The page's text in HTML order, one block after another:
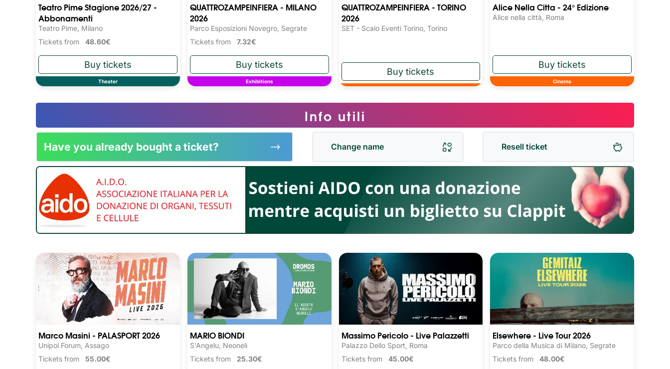
Teatro Pime Stagione 2026/27 -
Abbonamenti
Teatro Pime, Milano
Tickets from 48.60€
Theater
QUATTROZAMPEINFIERA - MILANO
2026
Parco Esposizioni Novegro, Segrate
Tickets from 7.32€
Exhibitions
QUATTROZAMPEINFIERA - TORINO
2026
SET - Scalo Eventi Torino, Torino
Alice Nella Citta - 24° Edizione
Alice nella città, Roma
Cinema
Marco Masini - PALASPORT 2026
Unipol Forum, Assago
Tickets from 55.00€
MARIO BIONDI
S'Angelu, Neoneli
Tickets from 25.30€
Massimo Pericolo - Live Palazzetti
Palazzo Dello Sport, Roma
Tickets from 45.00€
Elsewhere - Live Tour 2026
Parco della Musica di Milano, Segrate
Tickets from48.00€
Info utili
Have you already bought a ticket? Change name Resell ticket